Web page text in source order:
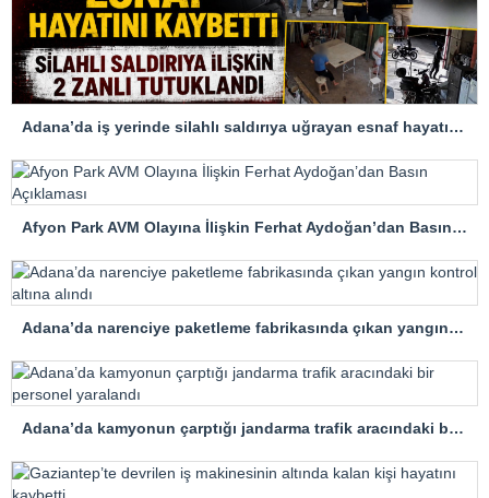
Adana’da iş yerinde silahlı saldırıya uğrayan esnaf hayatını kaybetti
Afyon Park AVM Olayına İlişkin Ferhat Aydoğan’dan Basın Açıklaması
Adana’da narenciye paketleme fabrikasında çıkan yangın kontrol altına alındı
Adana’da kamyonun çarptığı jandarma trafik aracındaki bir personel yaralandı